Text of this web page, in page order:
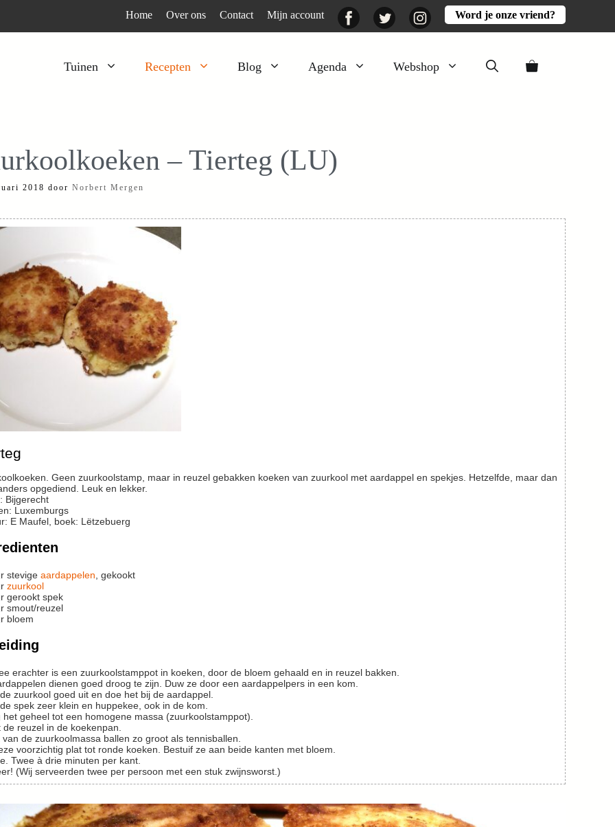
Home Over ons Contact Mijn account FacebookTwitter InstagramWord je onze vriend?
Tuinen Recepten Blog Agenda Webshop
Kruiden
Moestuin
Verfplanten
Peulgroenten
Vruchtgewassen Mooi
– Tierteg (LU)
2018 door Norbert Mergen
opgediend. Leuk en lekker.
Bijgerecht
Luxemburgs
: E Maufel, boek: Lëtzebuerg
stevige aardappelen , gekookt
zuurkool
gerookt spek
smout/reuzel
bloem
erachter is een zuurkoolstamppot in koeken, door de bloem gehaald en in reuzel bakken.
dienen goed droog te zijn. Duw ze door een aardappelpers in een kom.
de zuurkool goed uit en doe het bij de aardappel.
de spek zeer klein en huppekee, ook in de kom.
het geheel tot een homogene massa (zuurkoolstamppot).
de reuzel in de koekenpan.
van de zuurkoolmassa ballen zo groot als tennisballen.
voorzichtig plat tot ronde koeken. Bestuif ze aan beide kanten met bloem.
Twee à drie minuten per kant.
(Wij serveerden twee per persoon met een stuk zwijnsworst.)